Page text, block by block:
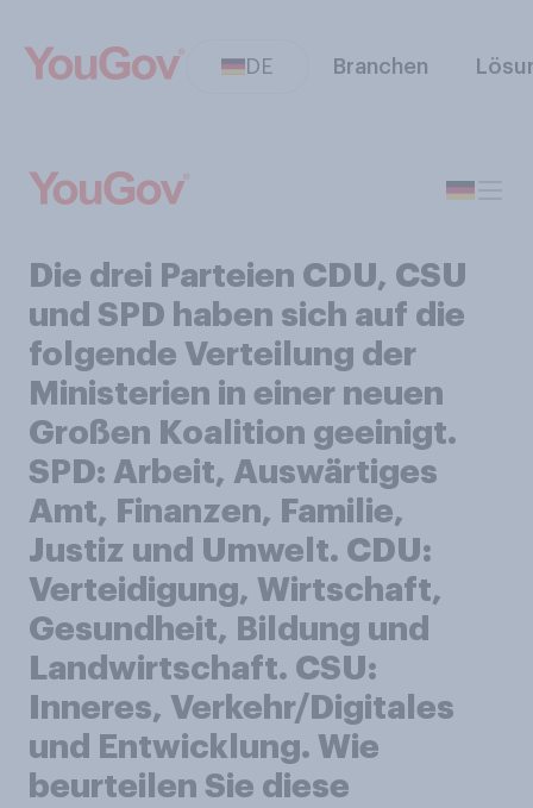
DE Branchen
Die drei Parteien CDU, CSU
und SPD haben sich auf die
folgende Verteilung der
Ministerien in einer neuen
Großen Koalition geeinigt.
SPD: Arbeit, Auswärtiges
Amt, Finanzen, Familie,
Justiz und Umwelt. CDU:
Verteidigung, Wirtschaft,
Gesundheit, Bildung und
Landwirtschaft. CSU:
Inneres, Verkehr/Digitales
und Entwicklung. Wie
beurteilen Sie diese